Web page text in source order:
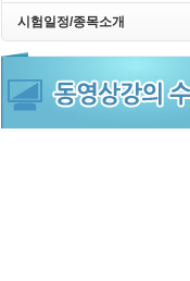
시험일정/종목소개